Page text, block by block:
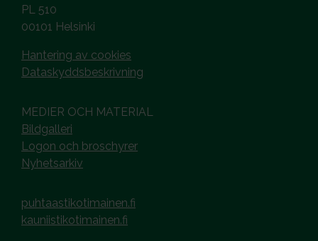
PL 510
00101 Helsinki
Hantering av cookies
Dataskyddsbeskrivning
MEDIER OCH MATERIAL
Bildgalleri
Logon och broschyrer
Nyhetsarkiv
puhtaastikotimainen.fi
kauniistikotimainen.fi